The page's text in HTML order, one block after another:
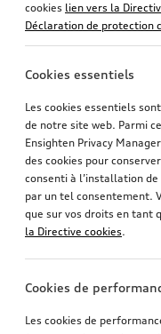
cookies lien vers la
Déclaration de protection
Cookies essentiels
Les cookies essentiels
de notre site web. Parmi
Ensighten Privacy
des cookies pour
consenti à l’installation
par un tel consentement.
que sur vos droits en tant
la Directive cookies.
Cookies de
Les cookies de